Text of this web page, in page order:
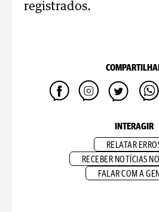
registrados.
INTERAGIR
RELATAR
RECEBER NOTÍCIAS
FALAR COM A